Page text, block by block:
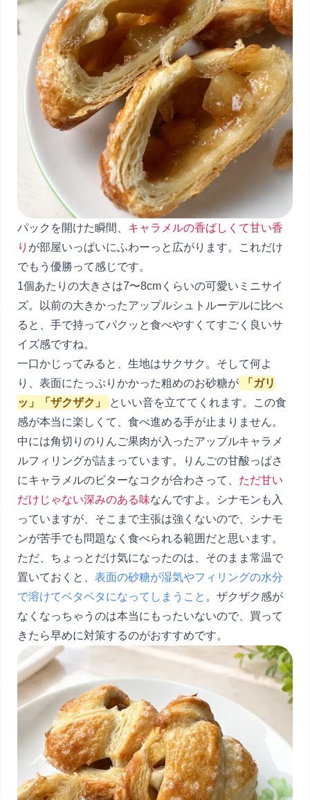
パックを開けた瞬間、 キャラメルの香ばしくて甘い香
り が部屋いっぱいにふわーっと広がります。これだけ
でもう優勝って感じです。
1個あたりの大きさは7〜8cmくらいの可愛いミニサイ
ズ。以前の大きかったアップルシュトルーデルに比べ
ると、手で持ってパクッと食べやすくてすごく良いサ
イズ感ですね。
一口かじってみると、生地はサクサク。そして何よ
り、表面にたっぷりかかった粗めのお砂糖が
「ガリ
ッ」「ザクザク」
といい音を立ててくれます。この食
感が本当に楽しくて、食べ進める手が止まりません。
中には角切りのりんご果肉が入ったアップルキャラメ
ルフィリングが詰まっています。りんごの甘酸っぱさ
にキャラメルのビターなコクが合わさって、 ただ甘い
だけじゃない深みのある味なんですよ。シナモンも入
っていますが、そこまで主張は強くないので、シナモ
ンが苦手でも問題なく食べられる範囲だと思います。
ただ、ちょっとだけ気になったのは、そのまま常温で
置いておくと、 表面の砂糖が湿気やフィリングの水分
で溶けてベタベタになってしまうこと 。ザクザク感が
なくなっちゃうのは本当にもったいないので、買って
きたら早めに対策するのがおすすめです。